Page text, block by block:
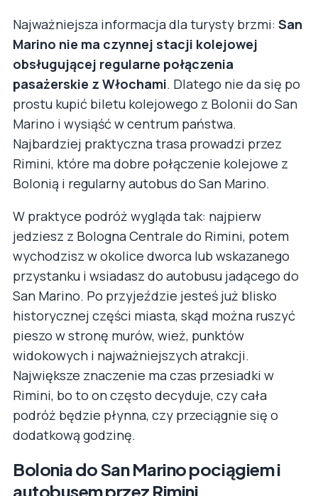
Najważniejsza informacja dla turysty brzmi: San
Marino nie ma czynnej stacji kolejowej
obsługującej regularne połączenia
pasażerskie z Włochami. Dlatego nie da się po
prostu kupić biletu kolejowego z Bolonii do San
Marino i wysiąść w centrum państwa.
Najbardziej praktyczna trasa prowadzi przez
Rimini, które ma dobre połączenie kolejowe z
Bolonią i regularny autobus do San Marino.
W praktyce podróż wygląda tak: najpierw
jedziesz z Bologna Centrale do Rimini, potem
wychodzisz w okolice dworca lub wskazanego
przystanku i wsiadasz do autobusu jadącego do
San Marino. Po przyjeździe jesteś już blisko
historycznej części miasta, skąd można ruszyć
pieszo w stronę murów, wież, punktów
widokowych i najważniejszych atrakcji.
Największe znaczenie ma czas przesiadki w
Rimini, bo to on często decyduje, czy cała
podróż będzie płynna, czy przeciągnie się o
dodatkową godzinę.
Bolonia do San Marino pociągiem i
autobusem przez Rimini